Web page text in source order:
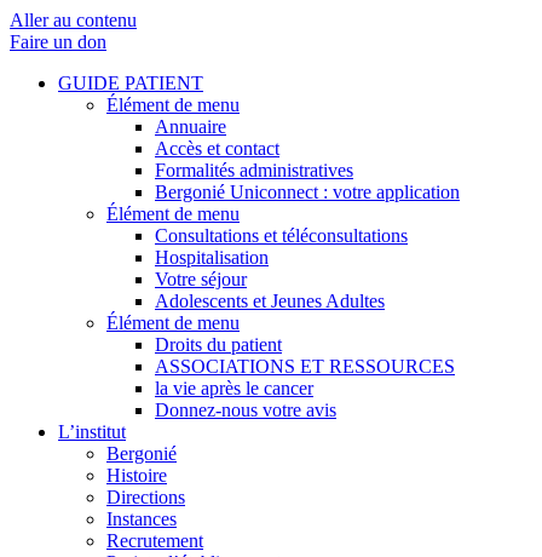
Aller au contenu
Faire un don
GUIDE PATIENT
Élément de menu
Annuaire
Accès et contact
Formalités administratives
Bergonié Uniconnect : votre application
Élément de menu
Consultations et téléconsultations
Hospitalisation
Votre séjour
Adolescents et Jeunes Adultes
Élément de menu
Droits du patient
ASSOCIATIONS ET RESSOURCES
la vie après le cancer
Donnez-nous votre avis
L’institut
Bergonié
Histoire
Directions
Instances
Recrutement